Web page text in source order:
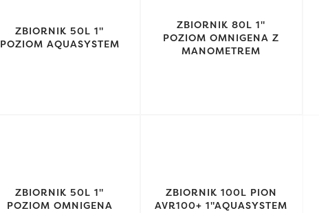
ZBIORNIK 50L 1"
POZIOM AQUASYSTEM
ZBIORNIK 80L 1"
POZIOM OMNIGENA Z
MANOMETREM
ZBIORNIK 50L 1"
POZIOM OMNIGENA
ZBIORNIK 100L PION
AVR100+ 1"AQUASYSTEM